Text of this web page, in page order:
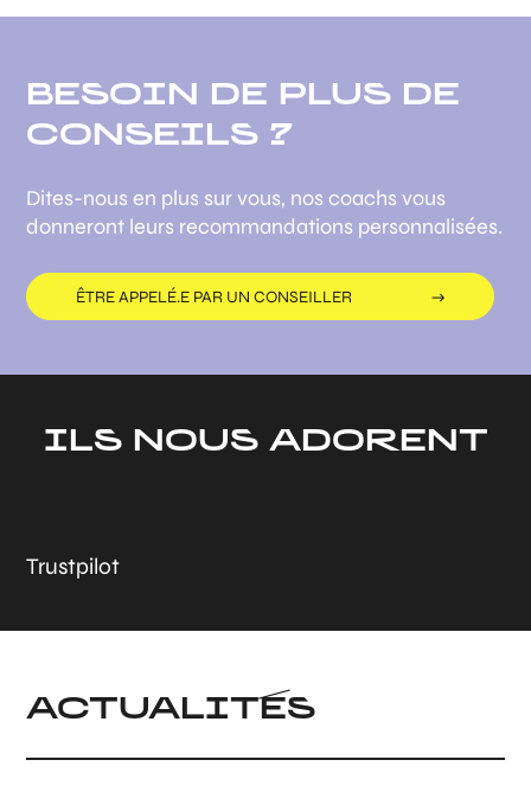
BESOIN DE PLUS DE
CONSEILS ?
Dites-nous en plus sur vous, nos coachs vous
donneront leurs recommandations personnalisées.
ÊTRE APPELÉ.E PAR UN CONSEILLER
ILS NOUS ADORENT
Trustpilot
ACTUALITÉS